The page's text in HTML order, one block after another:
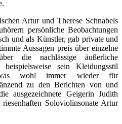
Artur und Therese Schnabels
persönliche Beobachtungen
und als Künstler, gab private und
Aussagen preis über einzelne
die nachlässige äußerliche
sein Kleidungsstil
wohl immer wieder für
zu den Berichten von und
ausgezeichnete Geigerin Judith
Soloviolinsonate Artur